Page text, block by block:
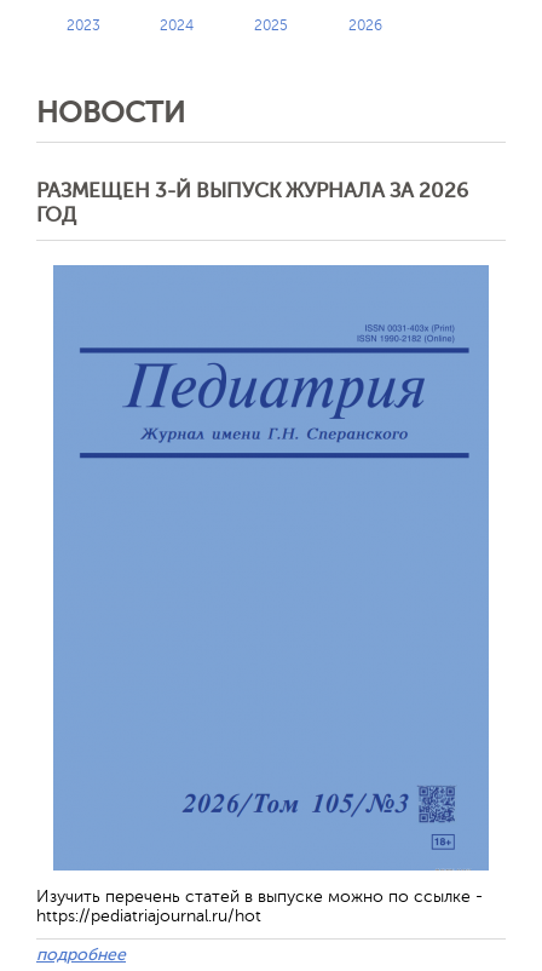
2023 2024 2025 2026
НОВОСТИ
РАЗМЕЩЕН 3-Й ВЫПУСК ЖУРНАЛА ЗА 2026
ГОД
Изучить перечень статей в выпуске можно по ссылке -
https://pediatriajournal.ru/hot
подробнее